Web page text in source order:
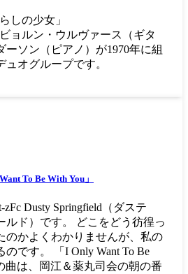
しの少女」
ョルン・ウルヴァース（ギタ
ーソン（ピアノ）が1970年に組
オグループです。
To Be With You」
zFc Dusty Springfield（ダステ
ルド）です。 どこをどう彷徨っ
のかよくわかりませんが、私の
です。 「I Only Want To Be
曲は、岡江＆薬丸司会の朝の番